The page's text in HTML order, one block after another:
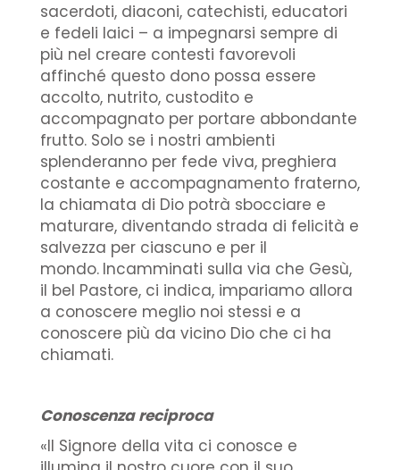
sacerdoti, diaconi, catechisti, educatori
e fedeli laici – a impegnarsi sempre di
più nel creare contesti favorevoli
affinché questo dono possa essere
accolto, nutrito, custodito e
accompagnato per portare abbondante
frutto. Solo se i nostri ambienti
splenderanno per fede viva, preghiera
costante e accompagnamento fraterno,
la chiamata di Dio potrà sbocciare e
maturare, diventando strada di felicità e
salvezza per ciascuno e per il
mondo. Incamminati sulla via che Gesù,
il bel Pastore, ci indica, impariamo allora
a conoscere meglio noi stessi e a
conoscere più da vicino Dio che ci ha
chiamati.
Conoscenza reciproca
«Il Signore della vita ci conosce e